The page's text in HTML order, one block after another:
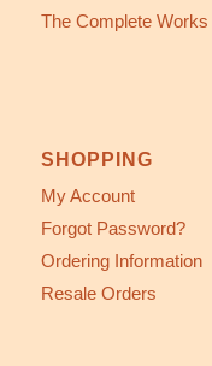
The Complete
SHOPPING
My Account
Forgot Password?
Ordering Information
Resale Orders